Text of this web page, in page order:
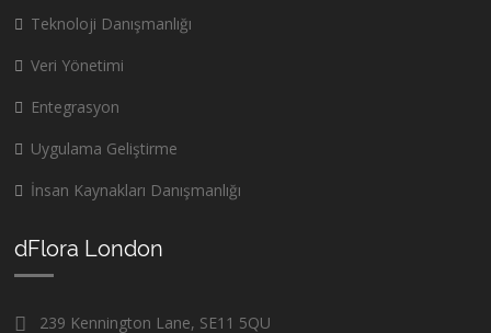
Teknoloji Danışmanlığı
Veri Yönetimi
Entegrasyon
Uygulama Geliştirme
İnsan Kaynakları Danışmanlığı
dFlora London
239 Kennington Lane, SE11 5QU